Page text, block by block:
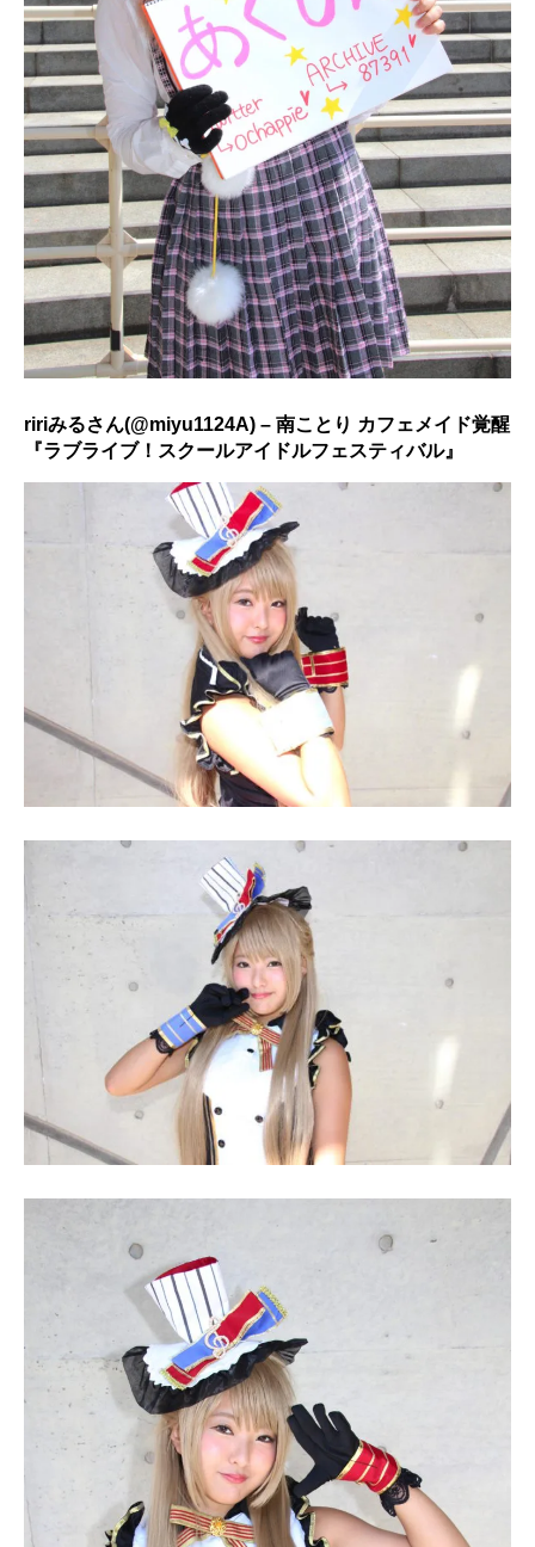
ririみるさん(@miyu1124A) – 南ことり カフェメイド覚醒
『ラブライブ！スクールアイドルフェスティバル』